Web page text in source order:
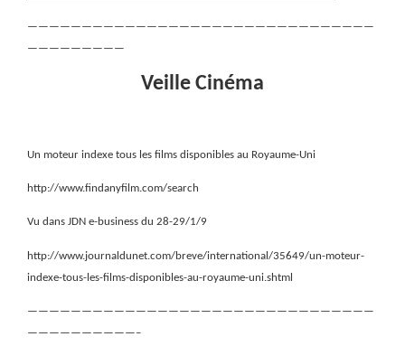
————————————————————————————————
—————————
Veille Cinéma
Un moteur indexe tous les films disponibles au Royaume-Uni
http://www.findanyfilm.com/search
Vu dans JDN e-business du 28-29/1/9
http://www.journaldunet.com/breve/international/35649/un-moteur-
indexe-tous-les-films-disponibles-au-royaume-uni.shtml
————————————————————————————————
——————————–